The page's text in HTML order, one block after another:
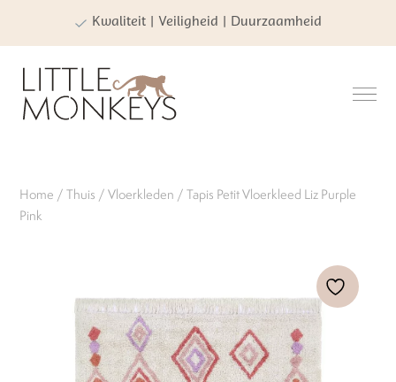
Kwaliteit | Veiligheid | Duurzaamheid
Home /Thuis /Vloerkleden / Tapis Petit Vloerkleed Liz Purple
Pink